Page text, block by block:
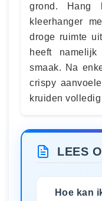
grond. Hang
kleerhanger
droge ruimte
heeft
smaak. Na
crispy
kruiden
LEES
Hoe kan